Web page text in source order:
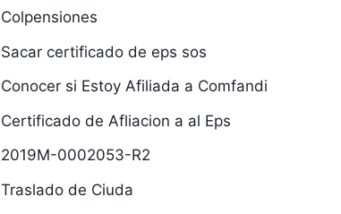
Colpensiones
Sacar certificado de eps sos
Conocer si Estoy Afiliada a Comfandi
Certificado de Afliacion a al Eps
2019M-0002053-R2
Traslado de Ciuda